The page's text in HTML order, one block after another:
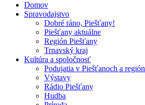
Domov
Spravodajstvo
Dobré ráno, Piešťany!
Piešťany aktuálne
Región Piešťany
Trnavský kraj
Kultúra a spoločnosť
Podujatia v Piešťanoch a región
Výstavy
Rádio Piešťany
Hudba